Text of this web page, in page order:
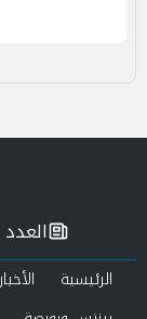
الرئيسية الأخبار